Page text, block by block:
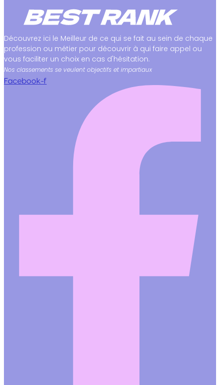
Découvrez ici le Meilleur de ce qui se fait au sein de chaque
profession ou métier pour découvrir à qui faire appel ou
vous faciliter un choix en cas d'hésitation.
Nos classements se veulent objectifs et impartiaux
Facebook-f